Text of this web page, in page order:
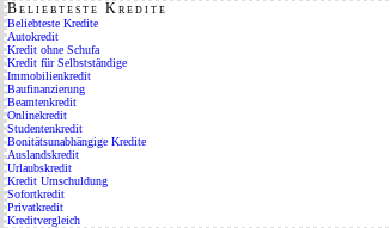
Beliebteste Kredite
Beliebteste Kredite
Autokredit
Kredit ohne Schufa
Kredit für Selbstständige
Immobilienkredit
Baufinanzierung
Beamtenkredit
Onlinekredit
Studentenkredit
Bonitätsunabhängige Kredite
Auslandskredit
Urlaubskredit
Kredit Umschuldung
Sofortkredit
Privatkredit
Kreditvergleich